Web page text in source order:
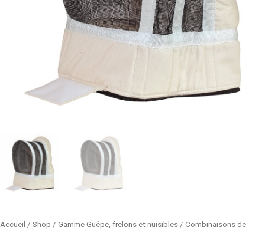
Accueil / Shop / Gamme Guêpe, frelons et nuisibles / Combinaisons de